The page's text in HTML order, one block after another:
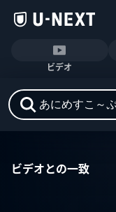
ビデオ
ビデオとの一致